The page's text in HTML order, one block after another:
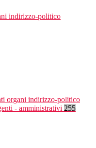
indirizzo-politico
organi indirizzo-politico
- amministrativi 255